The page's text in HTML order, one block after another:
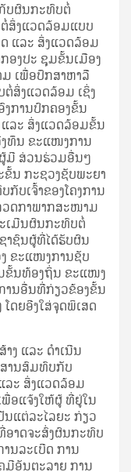
ບຜົນກະທົບຕໍ່
ສິ່ງແວດລ້ອມແບບ
ແລະ ສິ່ງແວດລ້ອມ
ອງປະ ຊຸມຂັ້ນເມືອງ
ເພື່ອປຶກສາຫາລື
ສິ່ງແວດລ້ອມ ເຊິ່ງ
ການປົກຄອງຂັ້ນ
ລະ ສິ່ງແວດລ້ອມຂັ້ນ
ງທຶນ ຂະແໜງການ
ມີ ສ່ວນຮ່ວມອື່ນໆ
ຂັ້ນ ກະຊວງຊັບພະຍາ
ບເຈົ້າຂອງໂຄງການ
ວດກາພາກສະໜາມ
ເມີນຜົນກະທົບຕໍ່
າຊົນຜູ້ທີ່ໄດ້ຮັບຜົນ
ຂະແໜງການຊັບ
ຂັ້ນທ້ອງຖິ່ນ ຂະແໜງ
ານອື່ນທີ່ກ່ຽວຂ້ອງຂັ້ນ
ດຍອີງໃສ່ຈຸດພິເສດ
ງ ແລະ ດໍາເນີນ
ສານສົມທົບກັບ
ະ ສິ່ງແວດລ້ອມ
ອແຈ້ງໃຫ້ຜູ້ ທີ່ຢູ່ໃນ
ນແຕ່ລະໄລຍະ ກ່ຽວ
ອາດຈະສົ່ງຜົນກະທົບ
ນລະເບີດ ການ
ມີອັນຕະລາຍ ການ